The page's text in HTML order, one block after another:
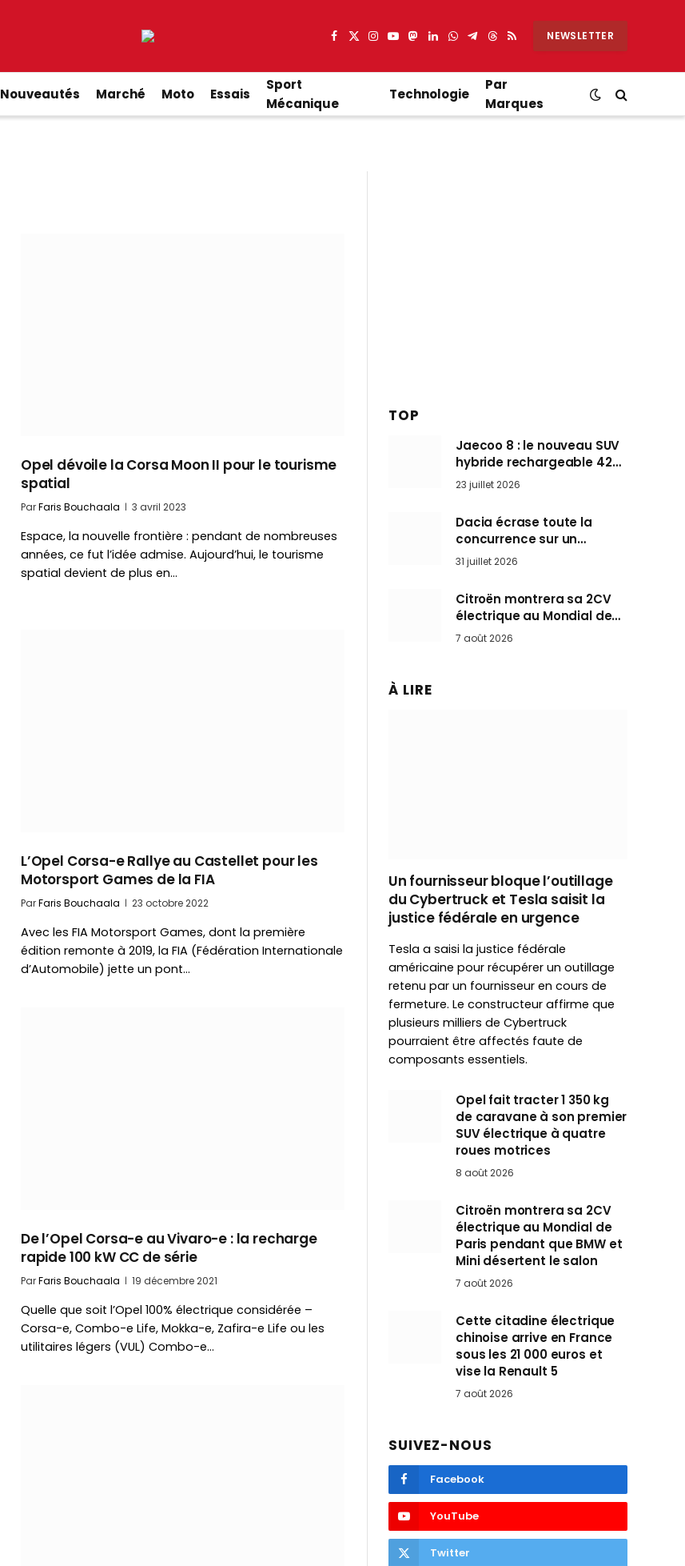
Facebook
X
Instagram
YouTube
Mastodon
LinkedIn
WhatsApp
Partager
Telegram
Threads
RSS NEWSLETTER
Nouveautés Marché Moto Essais
Sport
Mécanique
Technologie
Par
Marques
Opel dévoile la Corsa Moon II pour le tourisme
spatial
ParFaris Bouchaala 3 avril 2023
Espace, la nouvelle frontière : pendant de nombreuses
années, ce fut l’idée admise. Aujourd’hui, le tourisme
spatial devient de plus en…
L’Opel Corsa-e Rallye au Castellet pour les
Motorsport Games de la FIA
ParFaris Bouchaala 23 octobre 2022
Avec les FIA Motorsport Games, dont la première
édition remonte à 2019, la FIA (Fédération Internationale
d’Automobile) jette un pont…
De l’Opel Corsa-e au Vivaro-e : la recharge
rapide 100 kW CC de série
ParFaris Bouchaala 19 décembre 2021
Quelle que soit l’Opel 100% électrique considérée –
Corsa-e, Combo-e Life, Mokka-e, Zafira-e Life ou les
utilitaires légers (VUL) Combo-e…
TOP
Jaecoo 8 : le nouveau SUV
hybride rechargeable 428
ch qui vise l’Audi Q7 arrive
en Europe cet automne
23 juillet 2026
Dacia écrase toute la
concurrence sur un
marché où personne ne
l’attendait
31 juillet 2026
Citroën montrera sa 2CV
électrique au Mondial de
Paris pendant que BMW et
7 août 2026
À LIRE
Un fournisseur bloque l’outillage
du Cybertruck et Tesla saisit la
justice fédérale en urgence
Tesla a saisi la justice fédérale
américaine pour récupérer un outillage
retenu par un fournisseur en cours de
fermeture. Le constructeur affirme que
plusieurs milliers de Cybertruck
pourraient être affectés faute de
composants essentiels.
Opel fait tracter 1 350 kg
de caravane à son premier
SUV électrique à quatre
roues motrices
8 août 2026
Citroën montrera sa 2CV
électrique au Mondial de
Paris pendant que BMW et
Mini désertent le salon
7 août 2026
Cette citadine électrique
chinoise arrive en France
sous les 21 000 euros et
vise la Renault 5
7 août 2026
SUIVEZ-NOUS
Facebook
YouTube
Twitter